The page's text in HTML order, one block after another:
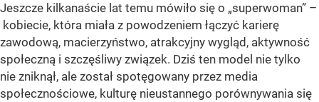
Jeszcze kilkanaście lat temu mówiło się o „superwoman” –
kobiecie, która miała z powodzeniem łączyć karierę
zawodową, macierzyństwo, atrakcyjny wygląd, aktywność
społeczną i szczęśliwy związek. Dziś ten model nie tylko
nie zniknął, ale został spotęgowany przez media
społecznościowe, kulturę nieustannego porównywania się